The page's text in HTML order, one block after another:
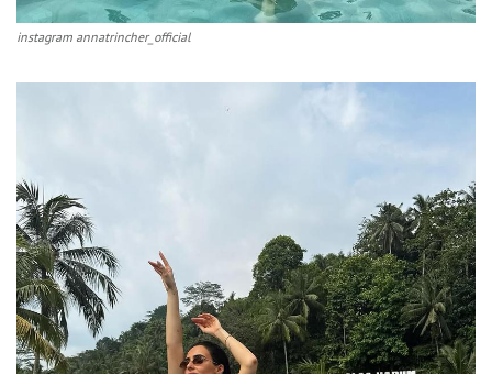
instagram annatrincher_official